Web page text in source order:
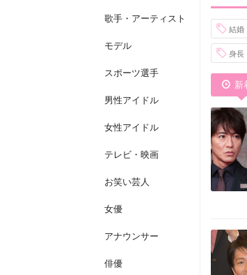
歌手・アーティスト
モデル
スポーツ選手
男性アイドル
女性アイドル
テレビ・映画
お笑い芸人
女優
アナウンサー
俳優
結婚
身長
新